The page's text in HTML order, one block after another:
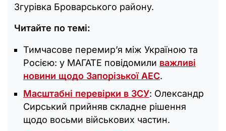
Згурівка Броварського району.
Читайте по темі:
Тимчасове перемир’я між Україною та
Росією: у МАГАТЕ повідомили важливі
новини щодо Запорізької АЕС.
Масштабні перевірки в ЗСУ: Олександр
Сирський прийняв складне рішення
щодо восьми військових частин.